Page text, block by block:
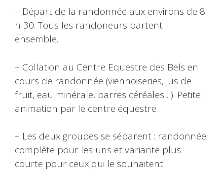
– Départ de la randonnée aux environs de 8
h 30. Tous les randoneurs partent
ensemble.
– Collation au Centre Equestre des Bels en
cours de randonnée (viennoiseries, jus de
fruit, eau minérale, barres céréales…). Petite
animation par le centre équestre.
– Les deux groupes se séparent : randonnée
complète pour les uns et variante plus
courte pour ceux qui le souhaitent.